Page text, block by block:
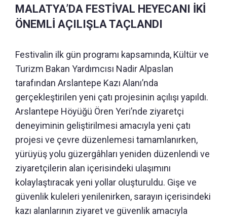
MALATYA’DA FESTİVAL HEYECANI İKİ
ÖNEMLİ AÇILIŞLA TAÇLANDI
Festivalin ilk gün programı kapsamında, Kültür ve
Turizm Bakan Yardımcısı Nadir Alpaslan
tarafından Arslantepe Kazı Alanı’nda
gerçekleştirilen yeni çatı projesinin açılışı yapıldı.
Arslantepe Höyüğü Ören Yeri’nde ziyaretçi
deneyiminin geliştirilmesi amacıyla yeni çatı
projesi ve çevre düzenlemesi tamamlanırken,
yürüyüş yolu güzergâhları yeniden düzenlendi ve
ziyaretçilerin alan içerisindeki ulaşımını
kolaylaştıracak yeni yollar oluşturuldu. Gişe ve
güvenlik kuleleri yenilenirken, sarayın içerisindeki
kazı alanlarının ziyaret ve güvenlik amacıyla